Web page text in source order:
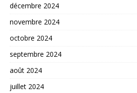
décembre 2024
novembre 2024
octobre 2024
septembre 2024
août 2024
juillet 2024